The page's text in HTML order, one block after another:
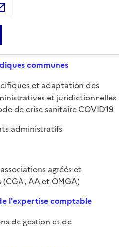
sur LinkedIn
communes
et adaptation des
et juridictionnelles
de crise sanitaire COVID19
administratifs
agréés et
(CGA, AA et OMGA)
l'expertise comptable
de gestion et de